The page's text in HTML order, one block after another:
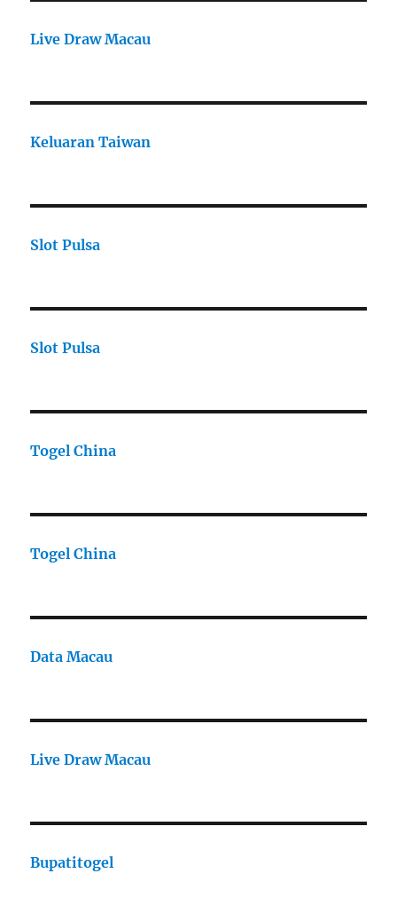
Live Draw Macau
Keluaran Taiwan
Slot Pulsa
Slot Pulsa
Togel China
Togel China
Data Macau
Live Draw Macau
Bupatitogel